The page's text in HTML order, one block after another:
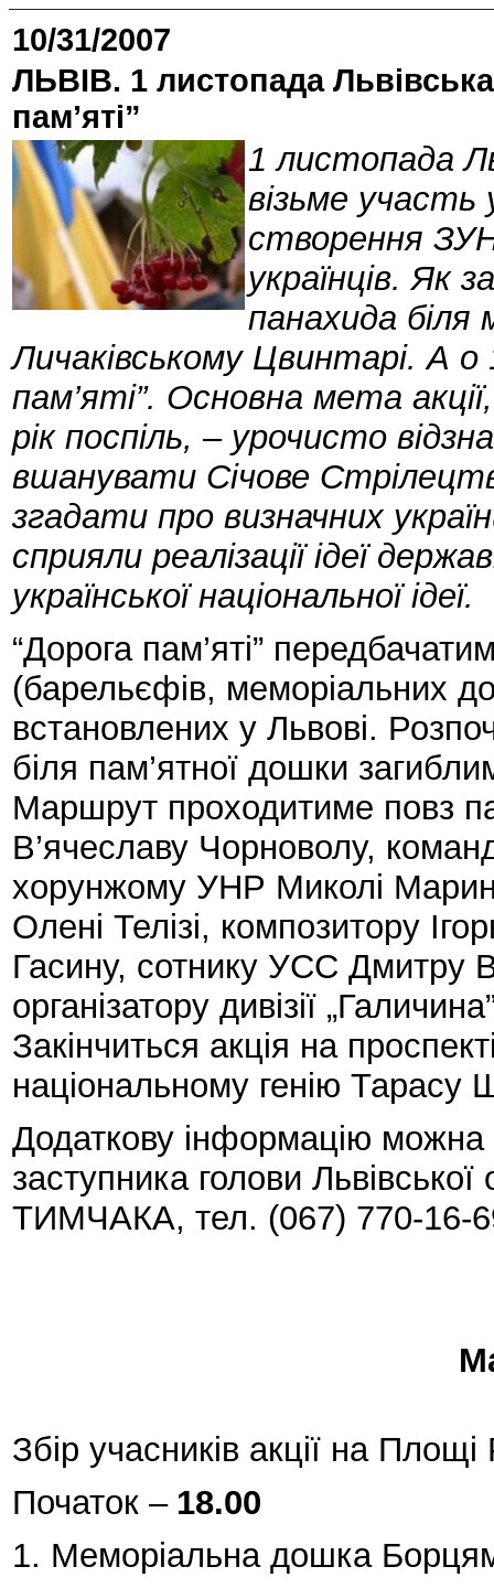
10/31/2007
ЛЬВІВ. 1 листопада
пам’яті”
1 листопада
візьме участь
створення
українців. Як
панахида біля
Личаківському Цвинтарі. А о
пам’яті”. Основна мета
рік поспіль, – урочисто
вшанувати Січове
згадати про визначних
сприяли реалізації ідеї
української національної ідеї.
“Дорога пам’яті”
(барельєфів, меморіальних
встановлених у Львові.
біля пам’ятної дошки
Маршрут проходитиме повз
В’ячеславу Чорноволу,
хорунжому УНР Миколі
Олені Телізі, композитору
Гасину, сотнику УСС Дмитру
організатору дивізії
Закінчиться акція на
національному генію Тарасу
Додаткову інформацію можна
заступника голови
ТИМЧАКА, тел. (067) 770-16-
Збір учасників акції на
Початок – 18.00
1. Меморіальна дошка